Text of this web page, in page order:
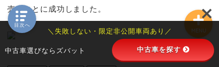
売ることに成功しました。
MENU
＼失敗しない・限定非公開車両あり／
中古車選びならズバット 中古車を探す
目次へ